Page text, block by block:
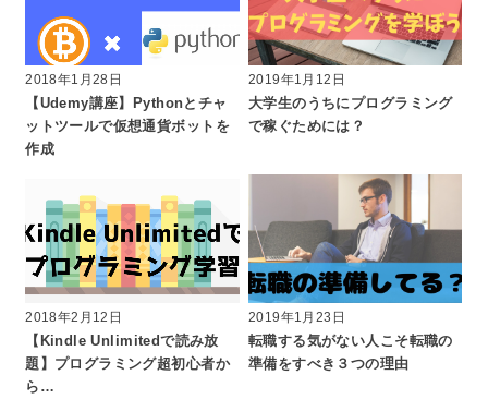
2018年1月28日
【Udemy講座】Pythonとチャ
ットツールで仮想通貨ボットを
作成
2019年1月12日
大学生のうちにプログラミング
で稼ぐためには？
2018年2月12日
【Kindle Unlimitedで読み放
題】プログラミング超初心者か
ら…
2019年1月23日
転職する気がない人こそ転職の
準備をすべき３つの理由